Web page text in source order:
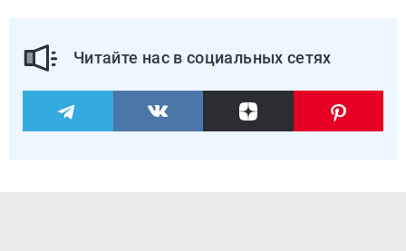
Читайте нас в социальных сетях